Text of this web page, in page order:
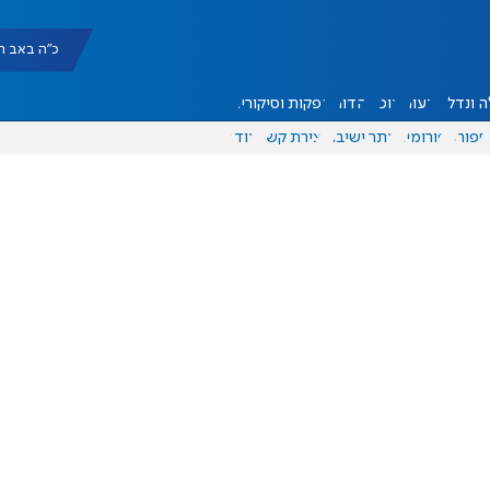
כ"ה באב תשפ"ו
ונדל"ן דעות אוכל יהדות הפקות וסיקורים
ספורט פורומים אתר ישיבה יצירת קשר עוד